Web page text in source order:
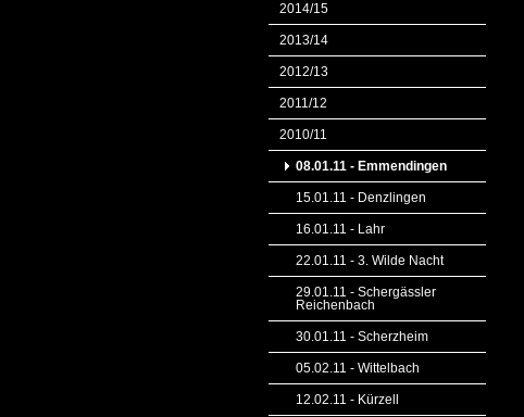
2014/15
2013/14
2012/13
2011/12
2010/11
08.01.11 - Emmendingen
15.01.11 - Denzlingen
16.01.11 - Lahr
22.01.11 - 3. Wilde Nacht
29.01.11 - Schergässler
Reichenbach
30.01.11 - Scherzheim
05.02.11 - Wittelbach
12.02.11 - Kürzell